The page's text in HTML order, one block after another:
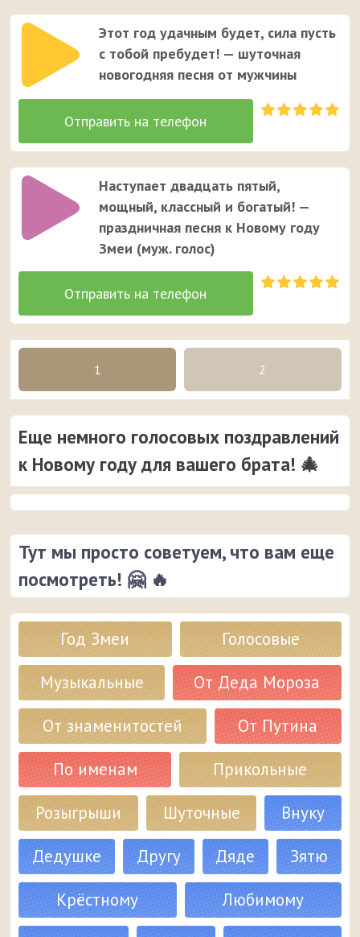
Этот год удачным будет, сила пусть
с тобой пребудет! — шуточная
новогодняя песня от мужчины
Наступает двадцать пятый,
мощный, классный и богатый! —
праздничная песня к Новому году
Змеи (муж. голос)
1 2
Еще немного голосовых поздравлений
к Новому году для вашего брата! 🎄
Тут мы просто советуем, что вам еще
посмотреть! 🤗 🔥
Год Змеи
Голосовые
Музыкальные
От Деда Мороза
От знаменитостей
От Путина
По именам
Прикольные
Розыгрыши
Шуточные
Внуку
Дедушке
Другу Дяде
Зятю
Крёстному
Любимому